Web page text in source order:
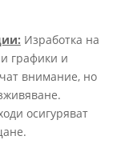
Изработка на
графики и
внимание, но
осигуряват